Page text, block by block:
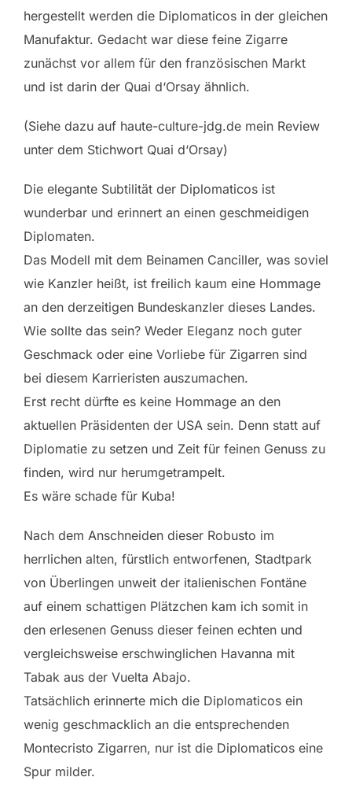
hergestellt werden die Diplomaticos in der gleichen
Manufaktur. Gedacht war diese feine Zigarre
zunächst vor allem für den französischen Markt
und ist darin der Quai d‘Orsay ähnlich.
(Siehe dazu auf haute-culture-jdg.de mein Review
unter dem Stichwort Quai d‘Orsay)
Die elegante Subtilität der Diplomaticos ist
wunderbar und erinnert an einen geschmeidigen
Diplomaten.
Das Modell mit dem Beinamen Canciller, was soviel
wie Kanzler heißt, ist freilich kaum eine Hommage
an den derzeitigen Bundeskanzler dieses Landes.
Wie sollte das sein? Weder Eleganz noch guter
Geschmack oder eine Vorliebe für Zigarren sind
bei diesem Karrieristen auszumachen.
Erst recht dürfte es keine Hommage an den
aktuellen Präsidenten der USA sein. Denn statt auf
Diplomatie zu setzen und Zeit für feinen Genuss zu
finden, wird nur herumgetrampelt.
Es wäre schade für Kuba!
Nach dem Anschneiden dieser Robusto im
herrlichen alten, fürstlich entworfenen, Stadtpark
von Überlingen unweit der italienischen Fontäne
auf einem schattigen Plätzchen kam ich somit in
den erlesenen Genuss dieser feinen echten und
vergleichsweise erschwinglichen Havanna mit
Tabak aus der Vuelta Abajo.
Tatsächlich erinnerte mich die Diplomaticos ein
wenig geschmacklich an die entsprechenden
Montecristo Zigarren, nur ist die Diplomaticos eine
Spur milder.